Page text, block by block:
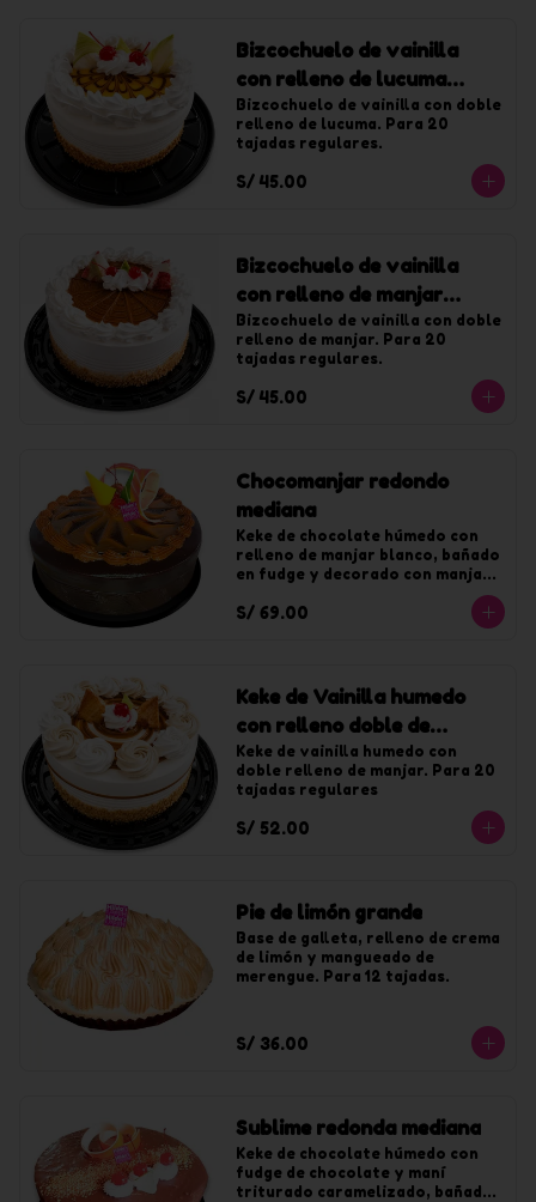
Bizcochuelo de vainilla
con relleno de lucuma
mediana
Bizcochuelo de vainilla con doble
relleno de lucuma. Para 20
tajadas regulares.
S/ 45.00
Bizcochuelo de vainilla
con relleno de manjar
mediana
Bizcochuelo de vainilla con doble
relleno de manjar. Para 20
tajadas regulares.
S/ 45.00
Chocomanjar redondo
mediana
Keke de chocolate húmedo con
relleno de manjar blanco, bañado
en fudge y decorado con manjar.
S/ 69.00
Keke de Vainilla humedo
con relleno doble de
manjar mediano
Keke de vainilla humedo con
doble relleno de manjar. Para 20
tajadas regulares
S/ 52.00
Pie de limón grande
Base de galleta, relleno de crema
de limón y mangueado de
merengue. Para 12 tajadas.
S/ 36.00
Sublime redonda mediana
Keke de chocolate húmedo con
fudge de chocolate y maní
triturado caramelizado, bañado